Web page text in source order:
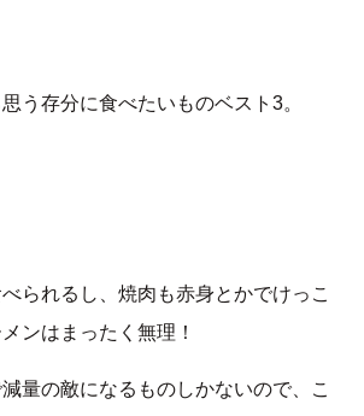
う存分に食べたいものベスト3。
られるし、焼肉も赤身とかでけっこ
ンはまったく無理！
量の敵になるものしかないので、こ